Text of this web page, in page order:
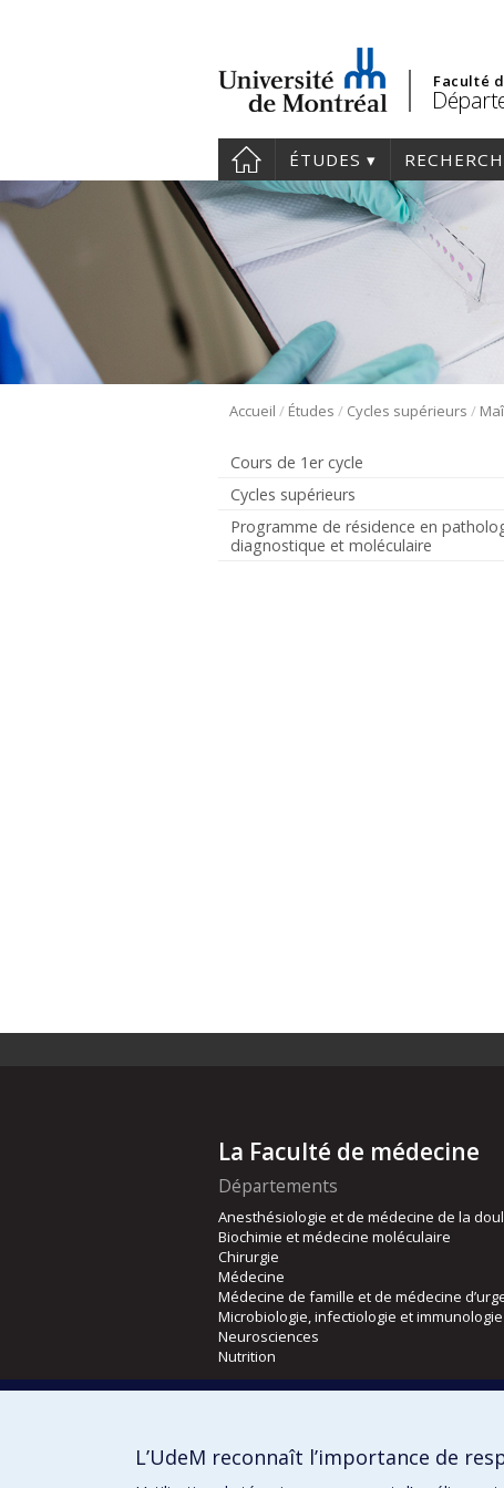
Faculté
ÉTUDES
Accueil / Études / Cycles supérieurs /
Cours de 1er cycle
Cycles supérieurs
Programme de résidence en
diagnostique et moléculaire
La Faculté de médecine
Départements
Anesthésiologie et de médecine de la
Biochimie et médecine moléculaire
Chirurgie
Médecine
Médecine de famille et de médecine
Microbiologie, infectiologie et immunologie
Neurosciences
Nutrition
Orthophonie et audiologie
L’UdeM reconnaît l’importance de